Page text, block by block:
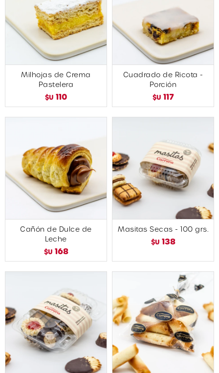
Milhojas de Crema
Pastelera
$U 110
Cuadrado de Ricota -
Porción
$U 117
Cañón de Dulce de
Leche
$U 168
Masitas Secas - 100 grs.
$U 138